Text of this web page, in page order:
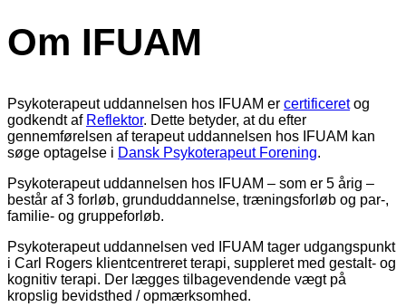
Om IFUAM
Psykoterapeut uddannelsen hos IFUAM er certificeretog
godkendt af Reflektor. Dette betyder, at du efter
gennemførelsen af terapeut uddannelsen hos IFUAM kan
søge optagelse i Dansk Psykoterapeut Forening.
Psykoterapeut uddannelsen hos IFUAM – som er 5 årig –
består af 3 forløb, grunduddannelse, træningsforløb og par-,
familie- og gruppeforløb.
Psykoterapeut uddannelsen ved IFUAM tager udgangspunkt
i Carl Rogers klientcentreret terapi, suppleret med gestalt- og
kognitiv terapi. Der lægges tilbagevendende vægt på
kropslig bevidsthed / opmærksomhed.